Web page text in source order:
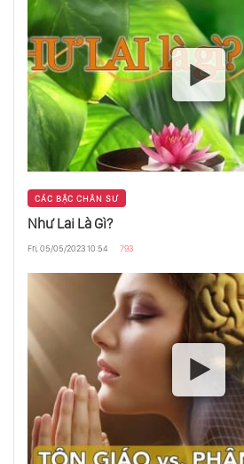
Hoá Giải Chuyện
Phẩm Chất Đàn Bà
Đói Nghèo Ở Ấn
Đừng Cố Hướng
Trẻ Chỉ Biết Vâng
CÁC BẬC CHÂN SƯ
Như Lai Là Gì?
Fri, 05/05/2023 10:54 793